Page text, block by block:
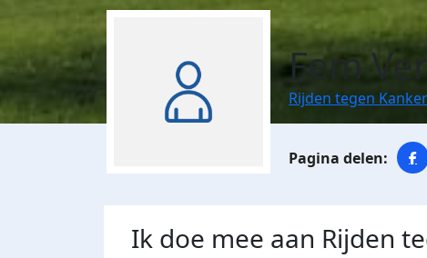
Fem
Rijden tegen
Ik doe mee aan Rijden